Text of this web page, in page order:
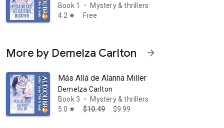
Book 1
•
Mystery & thrillers
4.2 star Free
More by Demelza Carlton arrow_forward
Más Allá de Alanna Miller
Demelza Carlton
Book 3
•
Mystery & thrillers
5.0 star $10.49 $9.99